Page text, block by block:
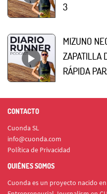
3
MIZUNO
ZAPATILLA
RÁPIDA
CONTACTO
Cuonda SL
info@cuonda.com
Política de Privacidad
QUIÉNES SOMOS
Cuonda es un proyecto nacido